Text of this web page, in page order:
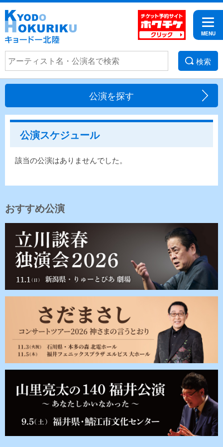
検索
公演を探す
公演スケジュール
該当の公演はありませんでした。
おすすめ公演